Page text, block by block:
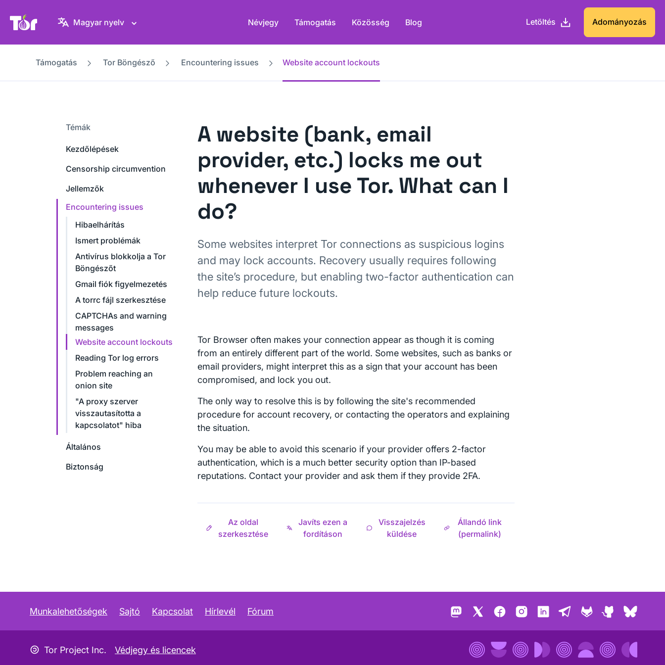
Tor Projekt weboldal
Magyar nyelv Névjegy Támogatás Közösség Blog Letöltés Adományozás
Támogatás Tor Böngésző Encountering issues Website account lockouts
Témák
Kezdőlépések
Censorship circumvention
Jellemzők
Encountering issues
Hibaelhárítás
Ismert problémák
Antivírus blokkolja a Tor
Böngészőt
Gmail fiók figyelmezetés
A torrc fájl szerkesztése
CAPTCHAs and warning
messages
Website account lockouts
Reading Tor log errors
Problem reaching an
onion site
"A proxy szerver
visszautasította a
kapcsolatot" hiba
Általános
Biztonság
A website (bank, email
provider, etc.) locks me out
whenever I use Tor. What can I
do?
Some websites interpret Tor connections as suspicious logins
and may lock accounts. Recovery usually requires following
the site’s procedure, but enabling two-factor authentication can
help reduce future lockouts.
Tor Browser often makes your connection appear as though it is coming
from an entirely different part of the world. Some websites, such as banks or
email providers, might interpret this as a sign that your account has been
compromised, and lock you out.
The only way to resolve this is by following the site's recommended
procedure for account recovery, or contacting the operators and explaining
the situation.
You may be able to avoid this scenario if your provider offers 2-factor
authentication, which is a much better security option than IP-based
reputations. Contact your provider and ask them if they provide 2FA.
Az oldal
szerkesztése
Javíts ezen a
fordításon
Visszajelzés
küldése
Állandó link
(permalink)
Munkalehetőségek Sajtó Kapcsolat Hírlevél Fórum Mastodon FacebookInstagramLinkedInTelegram
GitLab GitHub
Copyleft ikon
Tor Project Inc. Védjegy és licencek